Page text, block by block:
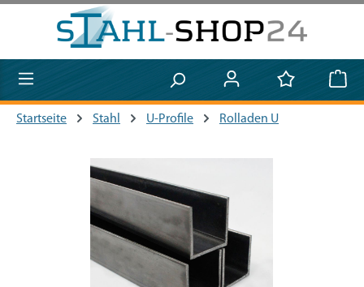
Zum Hauptinhalt springen
Startseite Stahl U-Profile Rolladen U
Bildergalerie überspringen